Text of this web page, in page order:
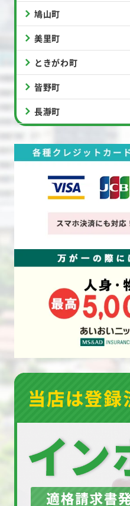
鳩山町
美里町
ときがわ町
皆野町
長瀞町